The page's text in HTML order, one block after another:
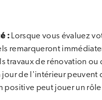
: Lorsque vous évaluez
remarqueront
travaux de rénovation
jour de l'intérieur peuvent
peut jouer un